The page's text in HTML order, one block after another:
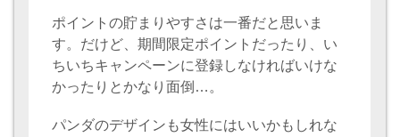
ポイントの貯まりやすさは一番だと思いま
す。だけど、期間限定ポイントだったり、い
ちいちキャンペーンに登録しなければいけな
かったりとかなり面倒…。
パンダのデザインも女性にはいいかもしれな